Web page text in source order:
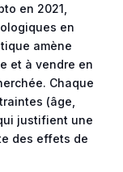
en 2021,
en
amène
et à vendre en
Chaque
(âge,
justifient une
des effets de